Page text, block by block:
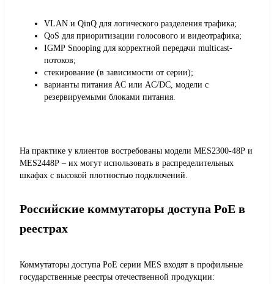
VLAN и QinQ для логического разделения трафика;
QoS для приоритизации голосового и видеотрафика;
IGMP Snooping для корректной передачи multicast-
потоков;
стекирование (в зависимости от серии);
варианты питания AC или AC/DC, модели с
резервируемыми блоками питания.
На практике у клиентов востребованы модели MES2300-48P и
MES2448P – их могут использовать в распределительных
шкафах с высокой плотностью подключений.
Российские коммутаторы доступа PoE в
реестрах
Коммутаторы доступа PoE серии MES входят в профильные
государственные реестры отечественной продукции: